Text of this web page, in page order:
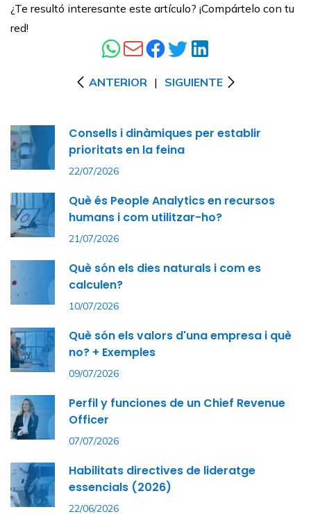
¿Te resultó interesante este artículo? ¡Compártelo con tu
red!
ANTERIOR | SIGUIENTE
Consells i dinàmiques per establir
prioritats en la feina
22/07/2026
Què és People Analytics en recursos
humans i com utilitzar-ho?
21/07/2026
Què són els dies naturals i com es
calculen?
10/07/2026
Què són els valors d'una empresa i què
no? + Exemples
09/07/2026
Perfil y funciones de un Chief Revenue
Officer
07/07/2026
Habilitats directives de lideratge
essencials (2026)
22/06/2026